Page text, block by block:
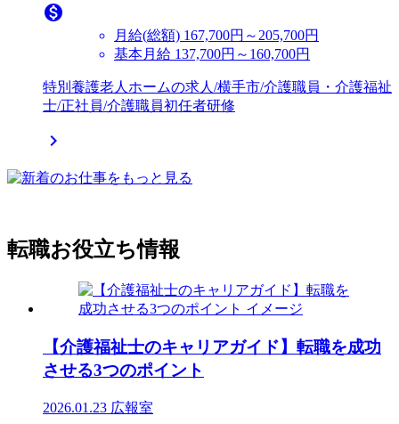

月給(総額) 167,700円～205,700円
基本月給 137,700円～160,700円
特別養護老人ホームの求人/横手市/介護職員・介護福祉
士/正社員/介護職員初任者研修

転職お役立ち情報
【介護福祉士のキャリアガイド】転職を成功
させる3つのポイント
2026.01.23 広報室